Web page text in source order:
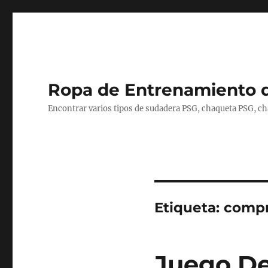
Ropa de Entrenamiento
Encontrar varios tipos de sudadera PSG, chaqueta PSG,
Etiqueta: